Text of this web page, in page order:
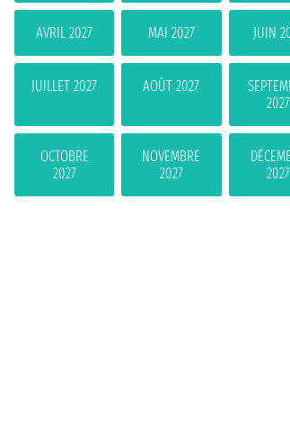
AVRIL 2027 MAI 2027 JUIN
JUILLET 2027 AOÛT 2027
2027
OCTOBRE
2027
NOVEMBRE
2027
2027